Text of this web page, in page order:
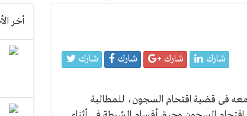
شارك شارك شارك شارك
معه فى قضية اقتحام السجون، للمطالبة
أخر